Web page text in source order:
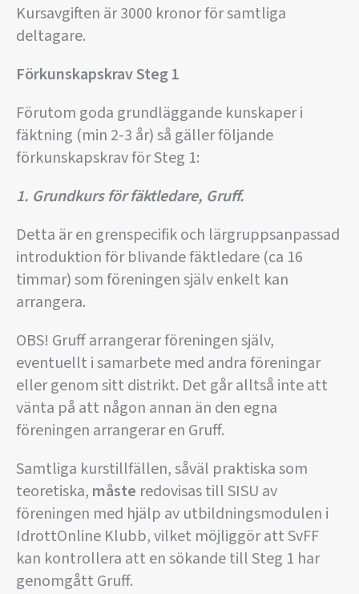
Kursavgiften är 3000 kronor för samtliga
deltagare.
Förkunskapskrav Steg 1
Förutom goda grundläggande kunskaper i
fäktning (min 2-3 år) så gäller följande
förkunskapskrav för Steg 1:
1. Grundkurs för fäktledare, Gruff.
Detta är en grenspecifik och lärgruppsanpassad
introduktion för blivande fäktledare (ca 16
timmar) som föreningen själv enkelt kan
arrangera.
OBS! Gruff arrangerar föreningen själv,
eventuellt i samarbete med andra föreningar
eller genom sitt distrikt. Det går alltså inte att
vänta på att någon annan än den egna
föreningen arrangerar en Gruff.
Samtliga kurstillfällen, såväl praktiska som
teoretiska, måste redovisas till SISU av
föreningen med hjälp av utbildningsmodulen i
IdrottOnline Klubb, vilket möjliggör att SvFF
kan kontrollera att en sökande till Steg 1 har
genomgått Gruff.